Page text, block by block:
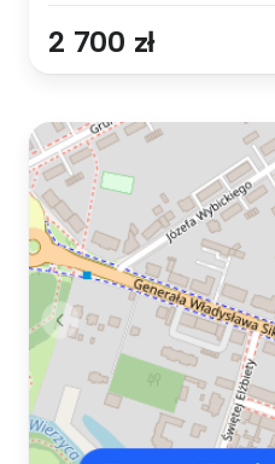
2 700 zł